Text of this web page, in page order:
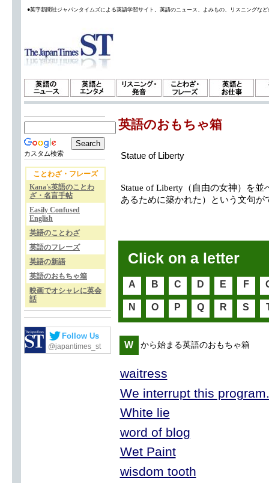
●英字新聞社ジャパンタイムズによる英語学習サイト。英語のニュース、よみもの、リスニングな
カスタム検索
ことわざ・フレーズ
Kana's英語のことわ
ざ・名言手帖
Easily Confused
English
英語のことわざ
英語のフレーズ
英語の新語
英語のおもちゃ箱
映画でオシャレに英会
話
Follow Us
@japantimes_st
英語のおもちゃ箱
Statue of Liberty
Statue of Liberty（自由の女神）を並
あるために築かれた）という文句が
Click on a letter
A B C D E F
N O P Q R S
W から始まる英語のおもちゃ箱
waitress
We interrupt this
White lie
word of blog
Wet Paint
wisdom tooth